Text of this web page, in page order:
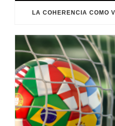
LA COHERENCIA COMO